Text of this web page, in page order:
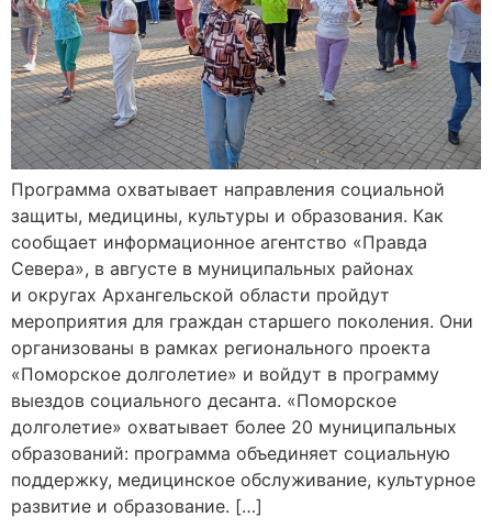
Программа охватывает направления социальной
защиты, медицины, культуры и образования. Как
сообщает информационное агентство «Правда
Севера», в августе в муниципальных районах
и округах Архангельской области пройдут
мероприятия для граждан старшего поколения. Они
организованы в рамках регионального проекта
«Поморское долголетие» и войдут в программу
выездов социального десанта. «Поморское
долголетие» охватывает более 20 муниципальных
образований: программа объединяет социальную
поддержку, медицинское обслуживание, культурное
развитие и образование. […]